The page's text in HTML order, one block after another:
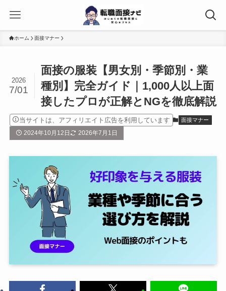
ホーム 面接マナー
面接の服装【男女別・季節別・業
種別】完全ガイド｜1,000人以上面
接したプロが正解とNGを徹底解説
2026
7/01
当サイトは、アフィリエイト広告を利用しています 面接マナー
2024年10月12日 2026年7月1日